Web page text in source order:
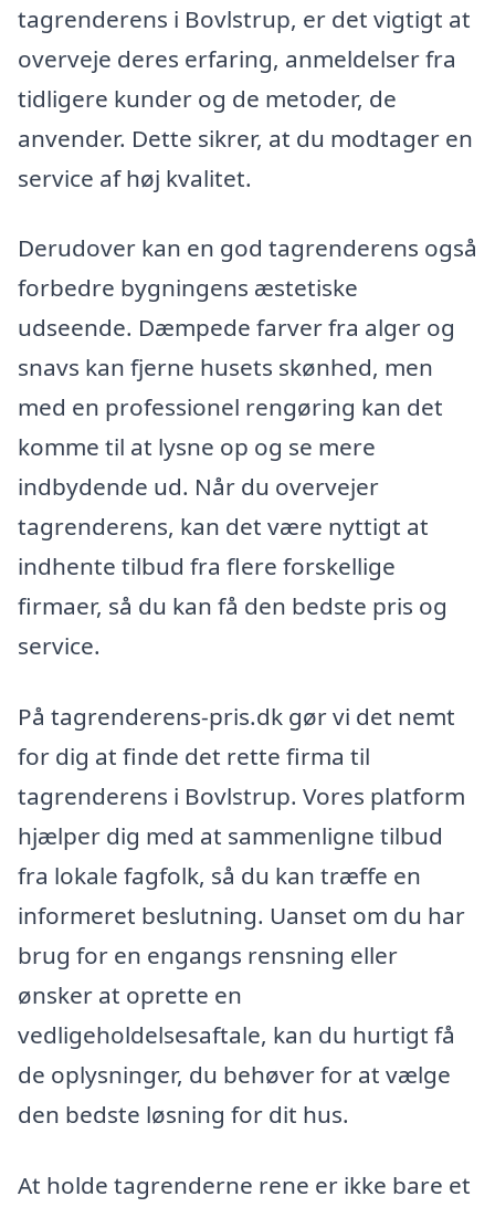
tagrenderens i Bovlstrup, er det vigtigt at
overveje deres erfaring, anmeldelser fra
tidligere kunder og de metoder, de
anvender. Dette sikrer, at du modtager en
service af høj kvalitet.
Derudover kan en god tagrenderens også
forbedre bygningens æstetiske
udseende. Dæmpede farver fra alger og
snavs kan fjerne husets skønhed, men
med en professionel rengøring kan det
komme til at lysne op og se mere
indbydende ud. Når du overvejer
tagrenderens, kan det være nyttigt at
indhente tilbud fra flere forskellige
firmaer, så du kan få den bedste pris og
service.
På tagrenderens-pris.dk gør vi det nemt
for dig at finde det rette firma til
tagrenderens i Bovlstrup. Vores platform
hjælper dig med at sammenligne tilbud
fra lokale fagfolk, så du kan træffe en
informeret beslutning. Uanset om du har
brug for en engangs rensning eller
ønsker at oprette en
vedligeholdelsesaftale, kan du hurtigt få
de oplysninger, du behøver for at vælge
den bedste løsning for dit hus.
At holde tagrenderne rene er ikke bare et